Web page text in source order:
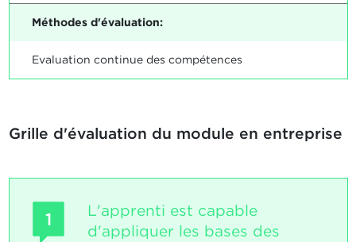
Méthodes d'évaluation:
Evaluation continue des compétences
Grille d'évaluation du module en entreprise
1
L'apprenti est capable
d'appliquer les bases des